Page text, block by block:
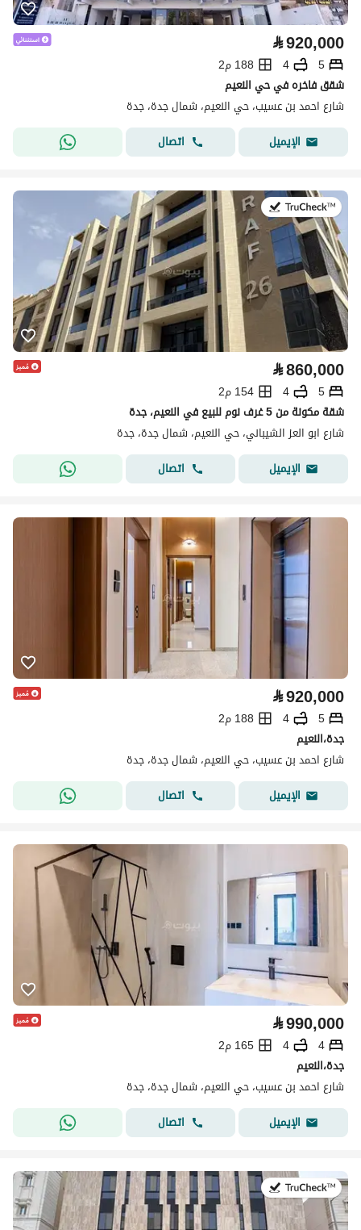
⃁920,000
5
4
188 م2
شقق فاخره في حي النعيم
شارع احمد بن عسيب، حي النعيم، شمال جدة، جدة
الإيميل
اتصال
في:8 يوليو 2026
⃁860,000
5
4
154 م2
شقة مكونة من 5 غرف نوم للبيع في النعيم، جدة
شارع ابو العز الشيباني، حي النعيم، شمال جدة، جدة
الإيميل
اتصال
⃁920,000
5
4
188 م2
جدة،النعيم
شارع احمد بن عسيب، حي النعيم، شمال جدة، جدة
الإيميل
اتصال
⃁990,000
4
4
165 م2
جدة،النعيم
شارع احمد بن عسيب، حي النعيم، شمال جدة، جدة
الإيميل
اتصال
في:16 يوليو 2026